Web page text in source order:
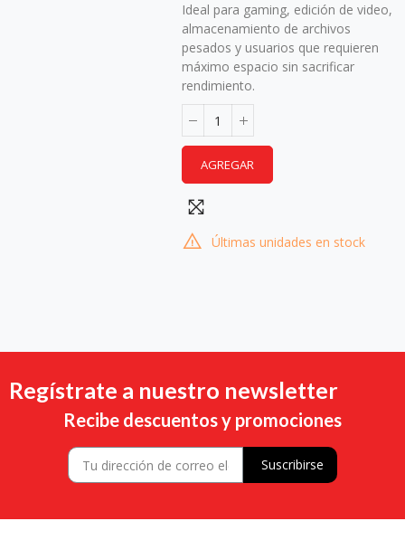
Ideal para gaming, edición de video,
almacenamiento de archivos
pesados y usuarios que requieren
máximo espacio sin sacrificar
rendimiento.
AGREGAR
Últimas unidades en stock
Regístrate a nuestro newsletter
Recibe descuentos y promociones
Suscribirse